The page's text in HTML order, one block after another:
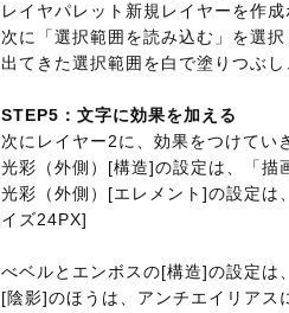
レイヤパレット新規レイヤーを作
次に「選択範囲を読み込む」を選
出てきた選択範囲を白で塗りつぶし
STEP5：文字に効果を加える
次にレイヤー2に、効果をつけてい
光彩（外側）[構造]の設定は、「
光彩（外側）[エレメント]の設定
イズ24PX]
べベルとエンボスの[構造]の設定
[陰影]のほうは、アンチエイリアス